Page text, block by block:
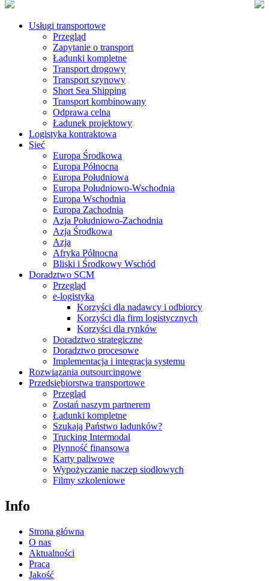
Usługi transportowe
Przegląd
Zapytanie o transport
Ładunki kompletne
Transport drogowy
Transport szynowy
Short Sea Shipping
Transport kombinowany
Odprawa celna
Ładunek projektowy
Logistyka kontraktowa
Sieć
Europa Środkowa
Europa Północna
Europa Południowa
Europa Południowo-Wschodnia
Europa Wschodnia
Europa Zachodnia
Azja Południowo-Zachodnia
Azja Środkowa
Azja
Afryka Północna
Bliski i Środkowy Wschód
Doradztwo SCM
Przegląd
e-logistyka
Korzyści dla nadawcy i odbiorcy
Korzyści dla firm logistycznych
Korzyści dla rynków
Doradztwo strategiczne
Doradztwo procesowe
Implementacja i integracja systemu
Rozwiązania outsourcingowe
Przedsiębiorstwa transportowe
Przegląd
Zostań naszym partnerem
Ładunki kompletne
Szukają Państwo ładunków?
Trucking Intermodal
Płynność finansowa
Karty paliwowe
Wypożyczanie naczep siodłowych
Filmy szkoleniowe
Info
Strona główna
O nas
Aktualności
Praca
Jakość